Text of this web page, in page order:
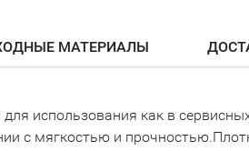
МАТЕРИАЛЫ
использования как в
с мягкостью и